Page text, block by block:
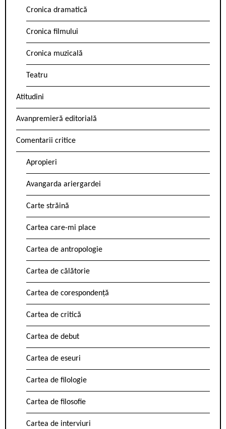
Cronica dramatică
Cronica filmului
Cronica muzicală
Teatru
Atitudini
Avanpremieră editorială
Comentarii critice
Apropieri
Avangarda ariergardei
Carte străină
Cartea care-mi place
Cartea de antropologie
Cartea de călătorie
Cartea de corespondență
Cartea de critică
Cartea de debut
Cartea de eseuri
Cartea de filologie
Cartea de filosofie
Cartea de interviuri